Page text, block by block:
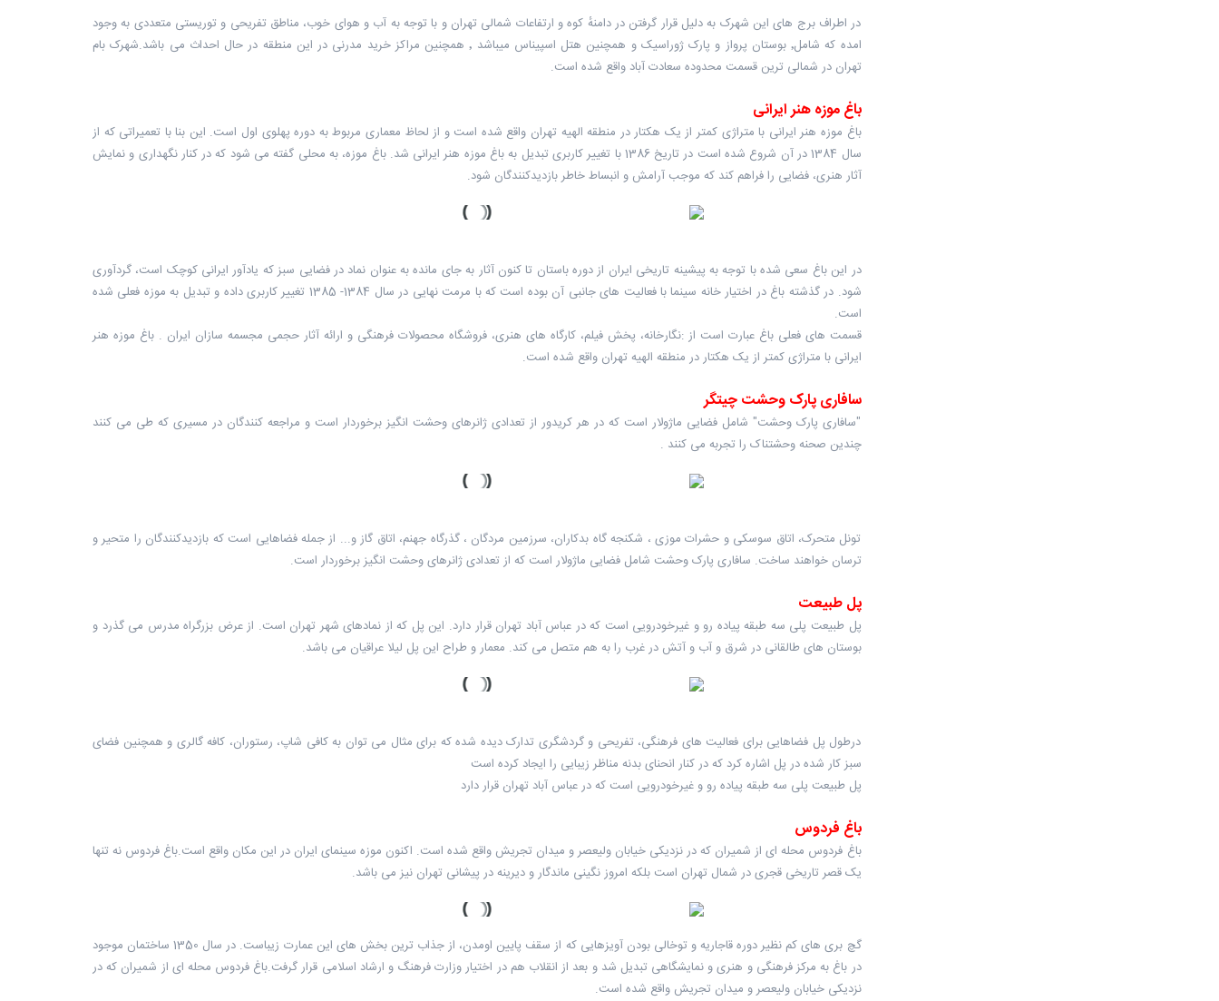
در اطراف برج های این شهرک به دلیل قرار گرفتن در دامنهٔ کوه و ارتفاعات شمالی تهران و با توجه به آب و هوای خوب، مناطق تفریحی و توریستی متعددی به وجود
امده که شامل٬ بوستان پرواز و پارک ژوراسیک و همچنین هتل اسپیناس میباشد ٬ همچنین مراکز خرید مدرنی در این منطقه در حال احداث می باشد.شهرک بام
تهران در شمالی ترین قسمت محدوده سعادت آباد واقع شده است.
باغ موزه هنر ایرانی
باغ موزه هنر ایرانی با متراژی کمتر از یک هکتار در منطقه الهیه تهران واقع شده است و از لحاظ معماری مربوط به دوره پهلوی اول است. این بنا با تعمیراتی که از
سال 1384 در آن شروع شده است در تاریخ 1386 با تغییر کاربری تبدیل به باغ موزه هنر ایرانی شد. باغ موزه، به محلی گفته می شود که در کنار نگهداری و نمایش
آثار هنری، فضایی را فراهم کند که موجب آرامش و انبساط خاطر بازدیدکنندگان شود.
در این باغ سعی شده با توجه به پیشینه تاریخی ایران از دوره باستان تا کنون آثار به جای مانده به عنوان نماد در فضایی سبز که یادآور ایرانی کوچک است، گردآوری
شود. در گذشته باغ در اختیار خانه سینما با فعالیت های جانبی آن بوده است که با مرمت نهایی در سال 1384- 1385 تغییر کاربری داده و تبدیل به موزه فعلی شده
است.
قسمت های فعلی باغ عبارت است از :نگارخانه، پخش فیلم، کارگاه های هنری، فروشگاه محصولات فرهنگی و ارائه آثار حجمی مجسمه سازان ایران . باغ موزه هنر
ایرانی با متراژی کمتر از یک هکتار در منطقه الهیه تهران واقع شده است.
سافاری پارک وحشت چیتگر
"سافاری پارک وحشت" شامل فضایی ماژولار است که در هر کریدور از تعدادی ژانرهای وحشت انگیز برخوردار است و مراجعه کنندگان در مسیری که طی می کنند
چندین صحنه وحشتناک را تجربه می کنند .
تونل متحرک، اتاق سوسکی و حشرات موزی ، شکنجه گاه بدکاران، سرزمین مردگان ، گذرگاه جهنم، اتاق گاز و... از جمله فضاهایی است که بازدیدکنندگان را متحیر و
ترسان خواهند ساخت. سافاری پارک وحشت شامل فضایی ماژولار است که از تعدادی ژانرهای وحشت انگیز برخوردار است.
پل طبیعت
پل طبیعت پلی سه طبقه پیاده رو و غیرخودرویی است که در عباس آباد تهران قرار دارد. این پل که از نمادهای شهر تهران است. از عرض بزرگراه مدرس می گذرد و
بوستان های طالقانی در شرق و آب و آتش در غرب را به هم متصل می کند. معمار و طراح این پل لیلا عراقیان می باشد.
درطول پل فضاهایی برای فعالیت های فرهنگی، تفریحی و گردشگری تدارک دیده شده که برای مثال می توان به کافی شاپ، رستوران، کافه گالری و همچنین فضای
سبز کار شده در پل اشاره کرد که در کنار انحنای بدنه مناظر زیبایی را ایجاد کرده است
پل طبیعت پلی سه طبقه پیاده رو و غیرخودرویی است که در عباس آباد تهران قرار دارد
باغ فردوس
باغ فردوس محله ای از شمیران که در نزدیکی خیابان ولیعصر و میدان تجریش واقع شده است. اکنون موزه سینمای ایران در این مکان واقع است.باغ فردوس نه تنها
یک قصر تاریخی قجری در شمال تهران است بلکه امروز نگینی ماندگار و دیرینه در پیشانی تهران نیز می باشد.
گچ بری های کم نظیر دوره قاجاریه و توخالی بودن آویزهایی که از سقف پایین اومدن، از جذاب ترین بخش های این عمارت زیباست. در سال 1350 ساختمان موجود
در باغ به مرکز فرهنگی و هنری و نمایشگاهی تبدیل شد و بعد از انقلاب هم در اختیار وزارت فرهنگ و ارشاد اسلامی قرار گرفت.باغ فردوس محله ای از شمیران که در
نزدیکی خیابان ولیعصر و میدان تجریش واقع شده است.